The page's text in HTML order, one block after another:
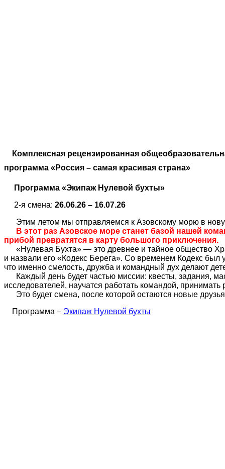
Комплексная рецензированная
программа «Россия – самая красивая страна»
Программа «Экипаж Нулевой бухты»
2-я смена: 26.06.26 – 16.07.26
Этим летом мы отправляемся к Азовскому морю в
В этот раз Азовское море станет базой нашей
прибой превратятся в карту большого приключения.
«Нулевая Бухта» — это древнее и тайное общество
и назвали его «Кодекс Берега». Со временем Кодекс был
что именно смелость, дружба и командный дух делают
Каждый день будет частью миссии: квесты, задания,
исследователей, научатся работать командой,
Это будет смена, после которой остаются новые
Программа – Экипаж Нулевой бухты